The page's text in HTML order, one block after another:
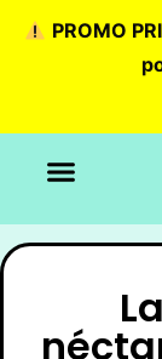
PROMO